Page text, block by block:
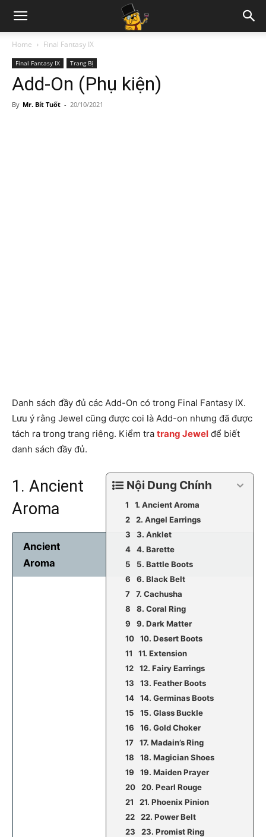
Home Final Fantasy IX
Final Fantasy IX Trang Bị
Add-On (Phụ kiện)
By Mr. Bít Tuốt - 20/10/2021
Danh sách đầy đủ các Add-On có trong Final Fantasy IX.
Lưu ý rằng Jewel cũng được coi là Add-on nhưng đã được
tách ra trong trang riêng. Kiểm tra trang Jewel để biết
danh sách đầy đủ.
Nội Dung Chính
1. Ancient Aroma
2. Angel Earrings
3. Anklet
4. Barette
5. Battle Boots
6. Black Belt
7. Cachusha
8. Coral Ring
9. Dark Matter
10. Desert Boots
11. Extension
12. Fairy Earrings
13. Feather Boots
14. Germinas Boots
15. Glass Buckle
16. Gold Choker
17. Madain’s Ring
18. Magician Shoes
19. Maiden Prayer
20. Pearl Rouge
21. Phoenix Pinion
22. Power Belt
23. Promist Ring
1. Ancient
Aroma
Ancient
Aroma